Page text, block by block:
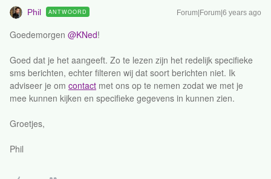
Phil ANTWOORD Forum|Forum|6 years ago
Goedemorgen @KNed!
Goed dat je het aangeeft. Zo te lezen zijn het redelijk specifieke
sms berichten, echter filteren wij dat soort berichten niet. Ik
adviseer je om contact met ons op te nemen zodat we met je
mee kunnen kijken en specifieke gegevens in kunnen zien.
Groetjes,
Phil